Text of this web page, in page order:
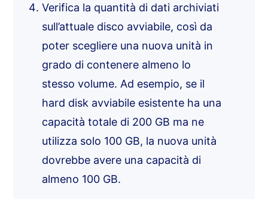
Verifica la quantità di dati archiviati
sull’attuale disco avviabile, così da
poter scegliere una nuova unità in
grado di contenere almeno lo
stesso volume. Ad esempio, se il
hard disk avviabile esistente ha una
capacità totale di 200 GB ma ne
utilizza solo 100 GB, la nuova unità
dovrebbe avere una capacità di
almeno 100 GB.